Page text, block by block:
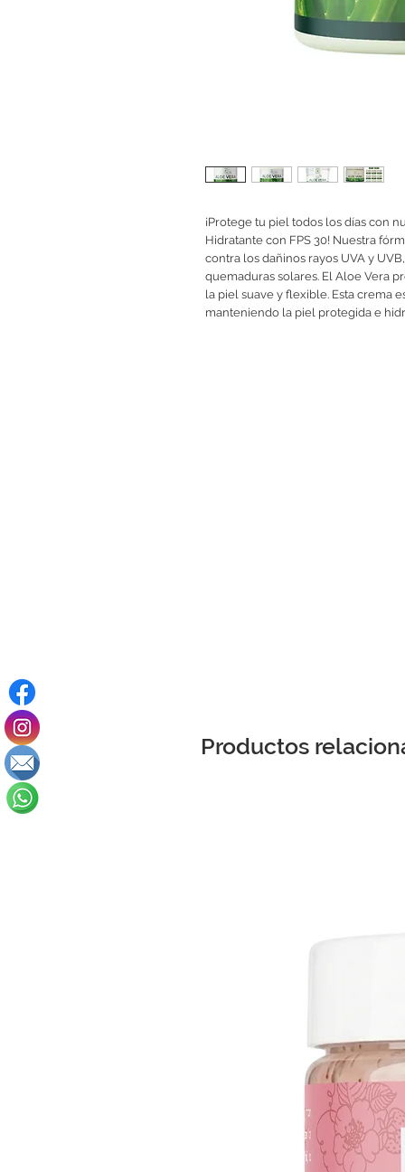
¡Protege tu piel todos los días con
Hidratante con FPS 30! Nuestra
contra los dañinos rayos UVA y
quemaduras solares. El Aloe Vera
la piel suave y flexible. Esta crema
manteniendo la piel protegida e
Productos